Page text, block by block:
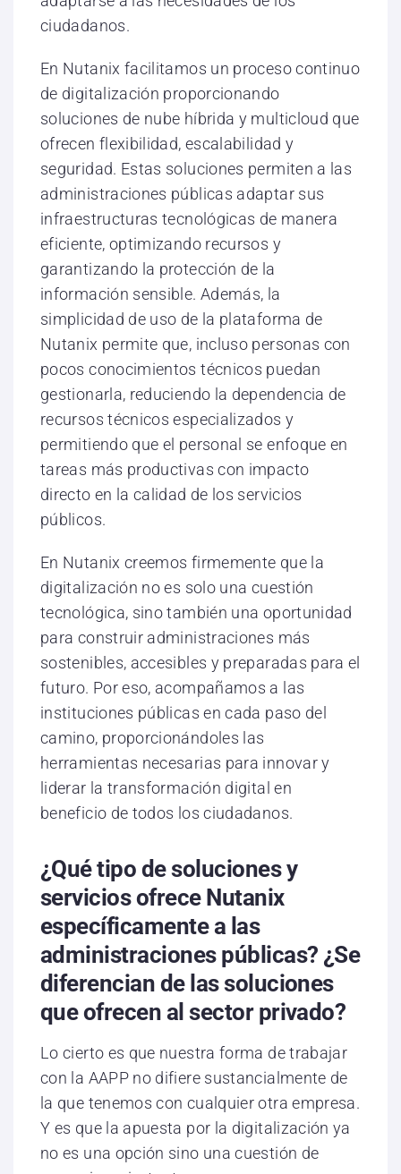
ciudadanos.
En Nutanix facilitamos un proceso continuo
de digitalización proporcionando
soluciones de nube híbrida y multicloud que
ofrecen flexibilidad, escalabilidad y
seguridad. Estas soluciones permiten a las
administraciones públicas adaptar sus
infraestructuras tecnológicas de manera
eficiente, optimizando recursos y
garantizando la protección de la
información sensible. Además, la
simplicidad de uso de la plataforma de
Nutanix permite que, incluso personas con
pocos conocimientos técnicos puedan
gestionarla, reduciendo la dependencia de
recursos técnicos especializados y
permitiendo que el personal se enfoque en
tareas más productivas con impacto
directo en la calidad de los servicios
públicos.
En Nutanix creemos firmemente que la
digitalización no es solo una cuestión
tecnológica, sino también una oportunidad
para construir administraciones más
sostenibles, accesibles y preparadas para el
futuro. Por eso, acompañamos a las
instituciones públicas en cada paso del
camino, proporcionándoles las
herramientas necesarias para innovar y
liderar la transformación digital en
beneficio de todos los ciudadanos.
¿Qué tipo de soluciones y
servicios ofrece Nutanix
específicamente a las
administraciones públicas? ¿Se
diferencian de las soluciones
que ofrecen al sector privado?
Lo cierto es que nuestra forma de trabajar
con la AAPP no difiere sustancialmente de
la que tenemos con cualquier otra empresa.
Y es que la apuesta por la digitalización ya
no es una opción sino una cuestión de